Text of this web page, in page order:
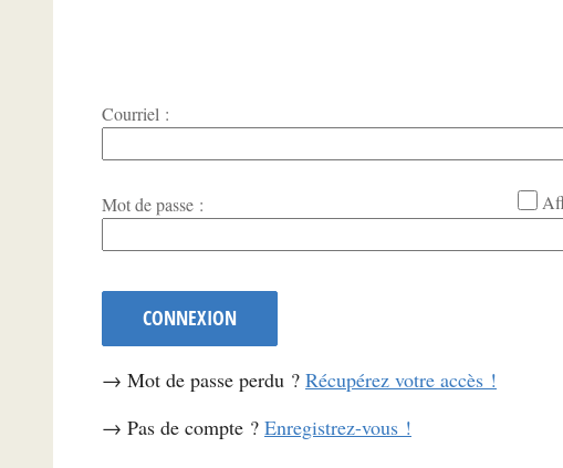
Courriel :
Mot de passe :
CONNEXION
→ Mot de passe perdu ? Récupérez votre accès !
→ Pas de compte ? Enregistrez-vous !